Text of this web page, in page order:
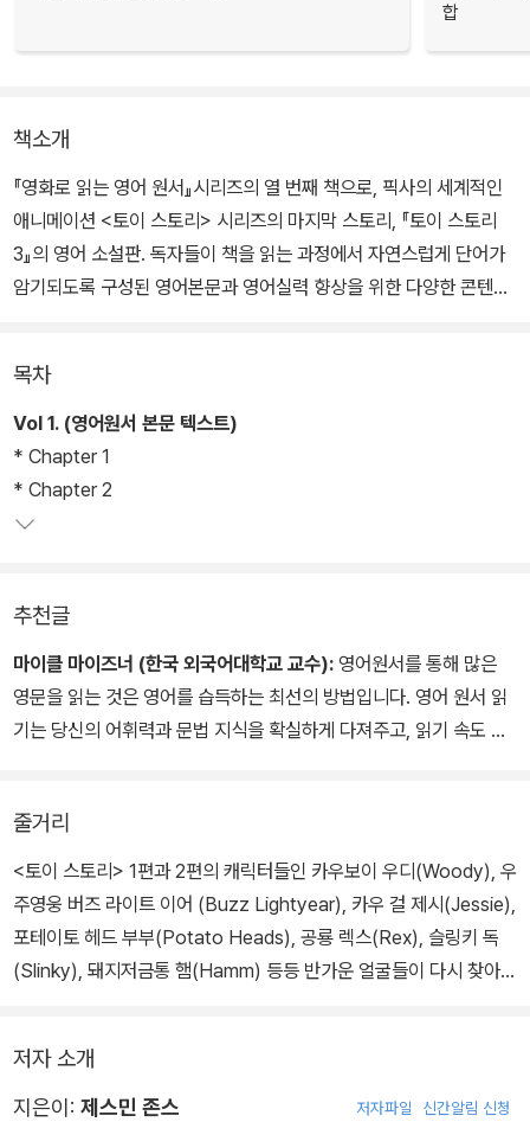
합
책소개
『영화로 읽는 영어 원서』시리즈의 열 번째 책으로, 픽사의 세계적인
애니메이션 <토이 스토리> 시리즈의 마지막 스토리, 『토이 스토리
3』의 영어 소설판. 독자들이 책을 읽는 과정에서 자연스럽게 단어가
암기되도록 구성된 영어본문과 영어실력 향상을 위한 다양한 콘텐츠
킬 수 있다. 기존 시리즈와 달리 원서 본문과 원서 읽기를 위한 콘텐츠
가 분리되어 있어 독자들이 해당 원서를 좀 더 부담 없이 편하게 읽을
수 있게 하였다.
목차
Vol 1. (영어원서 본문 텍스트)
* Chapter 1
* Chapter 2
추천글
마이클 마이즈너 (한국 외국어대학교 교수): 영어원서를 통해 많은
영문을 읽는 것은 영어를 습득하는 최선의 방법입니다. 영어 원서 읽
기는 당신의 어휘력과 문법 지식을 확실하게 다져주고, 읽기 속도 역
같은 수준의 읽기 속도와 이해력을 얻을 수 있습니다. 원서 읽기에서
가장 중요한 것은, 재미있고(Interesting = Choose to read what
you like), 내 영어 실력보다 조금 쉬운(Easy = Read comfortabl
y at or below your level), 영어원서(Books = A long story so
you can love the characters and care about their lives.)를
누구나 좋아하는 세계적인 베스트셀러를 한국인의 영어 실력 향상을
위해 치밀하게 고안했기 때문이지요. 이 책을 통해 원서 읽기의 재미
줄거리
<토이 스토리> 1편과 2편의 캐릭터들인 카우보이 우디(Woody), 우
주영웅 버즈 라이트 이어 (Buzz Lightyear), 카우 걸 제시(Jessie),
포테이토 헤드 부부(Potato Heads), 공룡 렉스(Rex), 슬링키 독
(Slinky), 돼지저금통 햄(Hamm) 등등 반가운 얼굴들이 다시 찾아왔
놀던 장난감을 정리하려 하고, 그 때문에 우디와 버즈를 비롯한 장난
감 친구들은 버림을 받을까 두려워한다. 그러던 중 우여곡절 끝에 Su
저자 소개
지은이: 제스민 존스 저자파일 신간알림 신청